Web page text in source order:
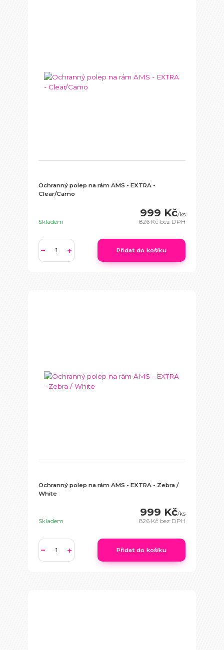
Ochranný polep na rám AMS - EXTRA -
Clear/Camo
999 Kč/ks
826 Kč bez DPH
Skladem
Přidat do košíku
Ochranný polep na rám AMS - EXTRA - Zebra /
White
999 Kč/ks
826 Kč bez DPH
Skladem
Přidat do košíku